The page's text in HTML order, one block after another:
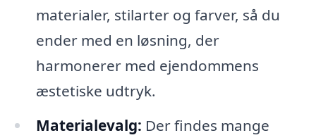
materialer, stilarter og farver, så du
ender med en løsning, der
harmonerer med ejendommens
æstetiske udtryk.
Materialevalg: Der findes mange